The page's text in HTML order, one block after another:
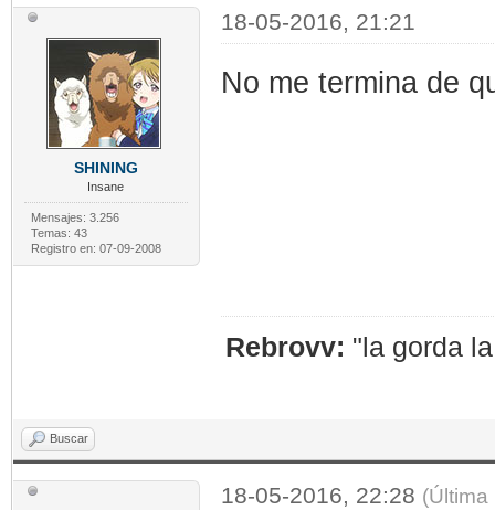
SHINING
Insane
Mensajes: 3.256
Temas: 43
Registro en: 07-09-2008
18-05-2016, 21:21
No me termina de
Rebrovv: "la gorda
Buscar
18-05-2016, 22:28